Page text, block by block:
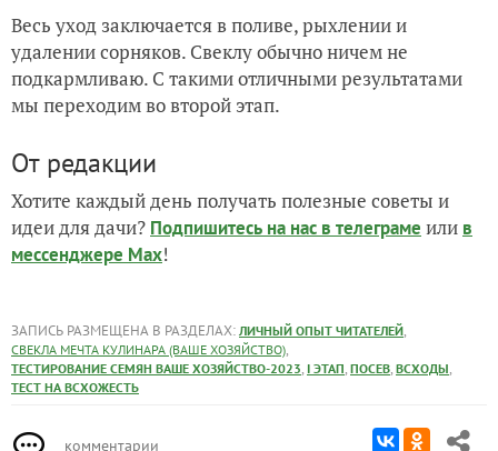
Весь уход заключается в поливе, рыхлении и
удалении сорняков. Свеклу обычно ничем не
подкармливаю. С такими отличными результатами
мы переходим во второй этап.
От редакции
Хотите каждый день получать полезные советы и
идеи для дачи? Подпишитесь на нас в телеграме или в
мессенджере Max!
ЗАПИСЬ РАЗМЕЩЕНА В РАЗДЕЛАХ: ЛИЧНЫЙ ОПЫТ ЧИТАТЕЛЕЙ,
СВЕКЛА МЕЧТА КУЛИНАРА (ВАШЕ ХОЗЯЙСТВО),
ТЕСТИРОВАНИЕ СЕМЯН ВАШЕ ХОЗЯЙСТВО-2023, I ЭТАП, ПОСЕВ, ВСХОДЫ,
ТЕСТ НА ВСХОЖЕСТЬ
комментарии